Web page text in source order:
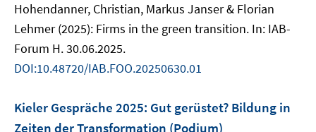
Hohendanner, Christian, Markus Janser & Florian
Lehmer (2025): Firms in the green transition. In: IAB-
Forum H. 30.06.2025.
DOI:10.48720/IAB.FOO.20250630.01
Kieler Gespräche 2025: Gut gerüstet? Bildung in
Zeiten der Transformation (Podium)